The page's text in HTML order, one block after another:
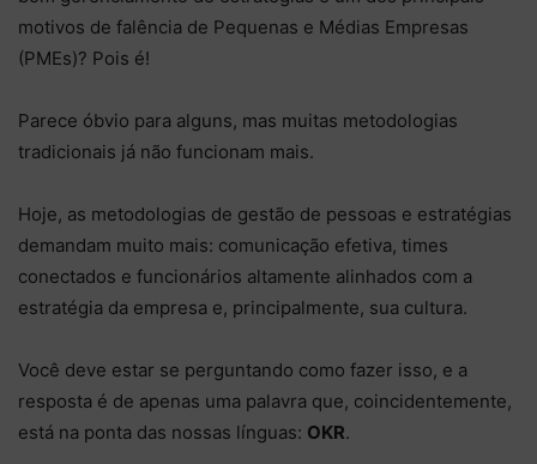
motivos de falência de Pequenas e Médias Empresas
(PMEs)? Pois é!
Parece óbvio para alguns, mas muitas metodologias
tradicionais já não funcionam mais.
Hoje, as metodologias de gestão de pessoas e estratégias
demandam muito mais: comunicação efetiva, times
conectados e funcionários altamente alinhados com a
estratégia da empresa e, principalmente, sua cultura.
Você deve estar se perguntando como fazer isso, e a
resposta é de apenas uma palavra que, coincidentemente,
está na ponta das nossas línguas: OKR.